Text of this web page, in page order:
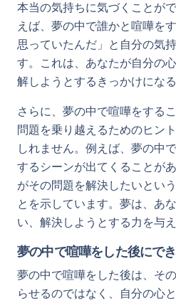
本当の気持ちに気づくことが
えば、夢の中で誰かと喧嘩を
思っていたんだ」と自分の気
す。これは、あなたが自分の
解しようとするきっかけになる
さらに、夢の中で喧嘩をする
問題を乗り越えるためのヒン
しれません。例えば、夢の中
するシーンが出てくることが
がその問題を解決したいとい
とを示しています。夢は、あ
い、解決しようとする力を与
夢の中で喧嘩をした後にで
夢の中で喧嘩をした後は、そ
らせるのではなく、自分の心